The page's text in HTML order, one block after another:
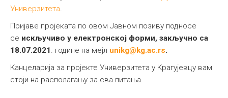
Универзитета.
Пријаве пројеката по овом Јавном позиву подносе
се искључиво у електронској форми, закључно са
18.07.2021. године на мејл unikg@kg.ac.rs.
Канцеларија за пројекте Универзитета у Крагујевцу вам
стоји на располагању за сва питања.